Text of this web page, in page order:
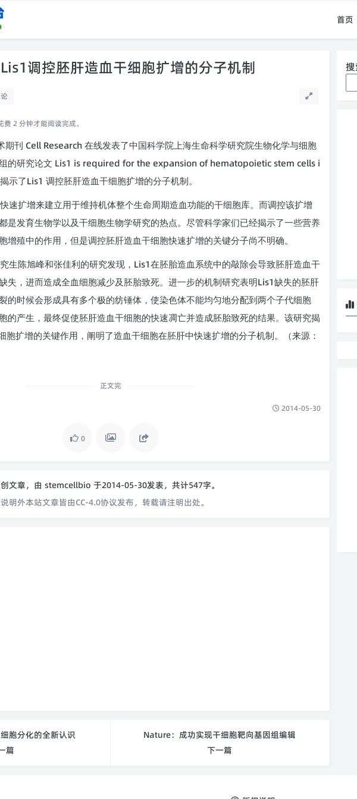
首页
调控胚肝造血干细胞扩增的分子机制
2 分钟才能阅读完成。
期刊 Cell Research 在线发表了中国科学院上海生命科学研究院生物化学与细胞
的研究论文 Lis1 is required for the expansion of hematopoietic stem cells i
示了Lis1 调控胚肝造血干细胞扩增的分子机制。
速扩增来建立用于维持机体整个生命周期造血功能的干细胞库。而调控该扩增
是发育生物学以及干细胞生物学研究的热点。尽管科学家们已经揭示了一些营养
增殖中的作用，但是调控胚肝造血干细胞快速扩增的关键分子尚不明确。
生陈旭峰和张佳利的研究发现， Lis1在胚胎造血系统中的敲除会导致胚肝造血干
失，进而造成全血细胞减少及胚胎致死。进一步的机制研究表明Lis1缺失的胚肝
的时候会形成具有多个极的纺锤体，使染色体不能均匀地分配到两个子代细胞
的产生，最终促使胚肝造血干细胞的快速凋亡并造成胚胎致死的结果。该研究揭
胞扩增的关键作用，阐明了造血干细胞在胚肝中快速扩增的分子机制。（来源：
正文完
2014-05-30
0
文章，由 stemcellbio 于2014-05-30发表，共计547字。
明外本站文章皆由CC-4.0协议发布，转载请注明出处。
胞分化的全新认识
篇
Nature：成功实现干细胞靶向基因组编辑
下一篇